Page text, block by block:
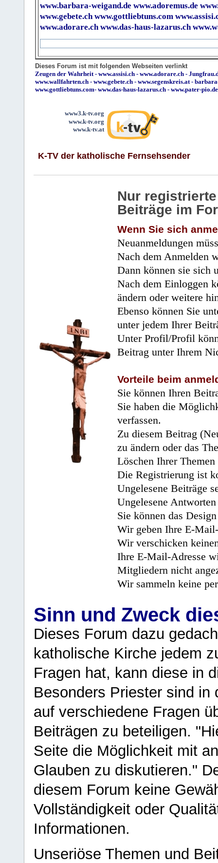
www.barbara-weigand.de www.adoremus.de
www.gebete.ch www.gottliebtuns.com
www.adorare.ch www.das-haus-lazarus.ch
Dieses Forum ist mit folgenden Webseiten verlinkt
Zeugen der Wahrheit - www.assisi.ch - www.adorare.ch -
www.wallfahrten.ch - www.gebete.ch - www.segenskreis.at -
www.gottliebtuns.com- www.das-haus-lazarus.ch - www.pater-pio.de
www3.k-tv.org
www.k-tv.org
www.k-tv.at
K-TV der katholische Fernsehsender
Nur
Beiträge im
Wenn Sie sich
Neuanmeldungen
Nach dem Anmelden
Dann können sie sich
Nach dem Einloggen
ändern oder weitere
Ebenso können Sie
unter jedem Ihrer
Unter Profil/Profil
Beitrag unter Ihrem
Vorteile beim
Sie können Ihren
Sie haben die
verfassen.
Zu diesem Beitrag
zu ändern oder das
Löschen Ihrer
Die Registrierung ist
Ungelesene Beiträge
Ungelesene
Sie können das
Wir geben Ihre E-
Wir verschicken
Ihre E-Mail-Adresse
Mitgliedern nicht
Wir sammeln keine
Sinn und Zweck
Dieses Forum dazu
katholische Kirche jedem
Fragen hat, kann diese in
Besonders Priester sind in
auf verschiedene Fragen
Beiträgen zu beteiligen.
Seite die Möglichkeit mit
Glauben zu diskutieren."
diesem Forum keine
Vollständigkeit oder
Informationen.
Unseriöse Themen und